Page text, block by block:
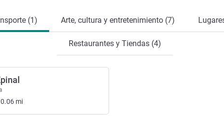
(1) Arte, cultura y entretenimiento (7)
Restaurantes y Tiendas (4)
0.06 mi